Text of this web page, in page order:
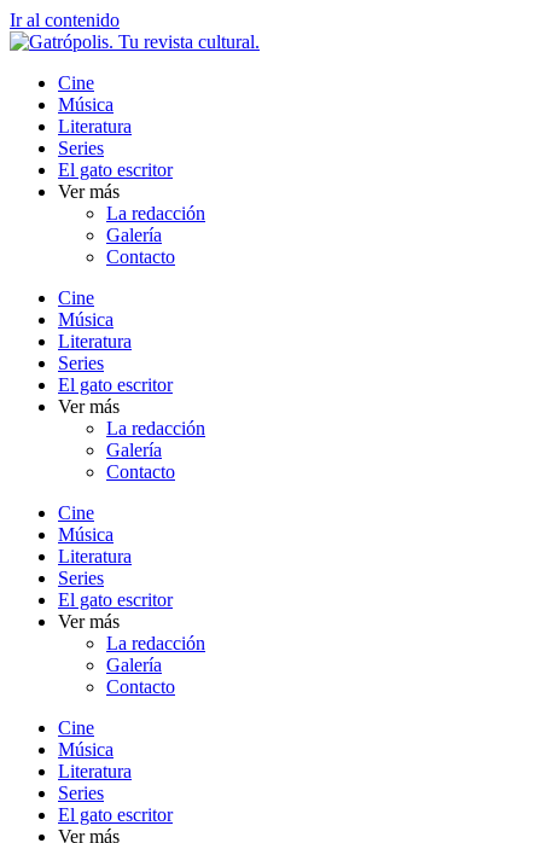
Ir al contenido
Cine
Música
Literatura
Series
El gato escritor
Ver más
La redacción
Galería
Contacto
Cine
Música
Literatura
Series
El gato escritor
Ver más
La redacción
Galería
Contacto
Cine
Música
Literatura
Series
El gato escritor
Ver más
La redacción
Galería
Contacto
Cine
Música
Literatura
Series
El gato escritor
Ver más